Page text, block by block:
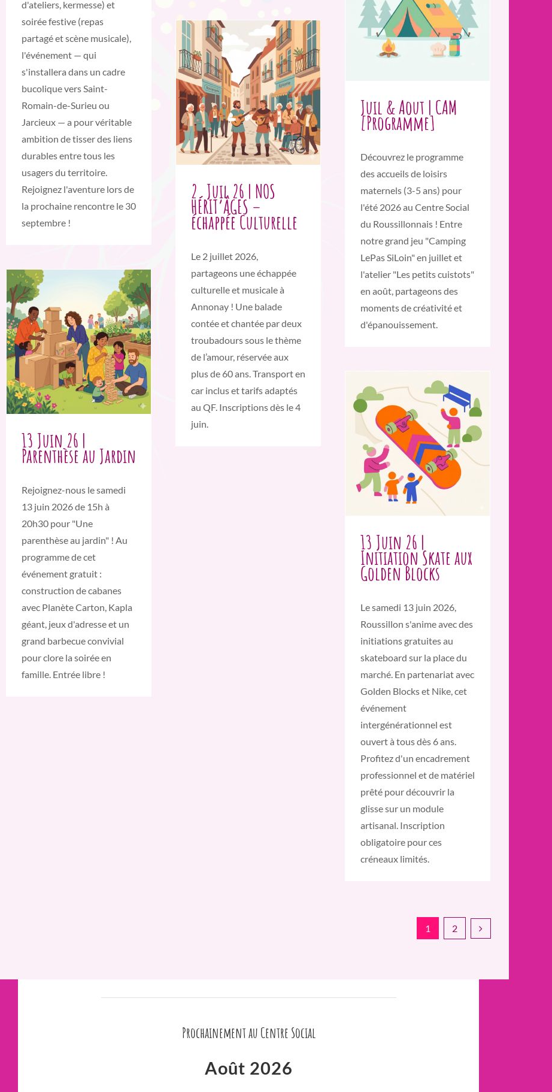
d'ateliers, kermesse) et
soirée festive (repas
partagé et scène musicale),
l'événement — qui
s'installera dans un cadre
bucolique vers Saint-
Romain-de-Surieu ou
Jarcieux — a pour véritable
ambition de tisser des liens
durables entre tous les
usagers du territoire.
Rejoignez l'aventure lors de
la prochaine rencontre le 30
septembre !
Juil & Aout | CAM
[Programme]
Découvrez le programme
des accueils de loisirs
maternels (3-5 ans) pour
l'été 2026 au Centre Social
du Roussillonnais ! Entre
notre grand jeu "Camping
LePas SiLoin" en juillet et
l'atelier "Les petits cuistots"
en août, partageons des
moments de créativité et
d'épanouissement.
2. Juil 26 | NOS
HÉRIT’ÂGES –
échappée Culturelle
Le 2 juillet 2026,
partageons une échappée
culturelle et musicale à
Annonay ! Une balade
contée et chantée par deux
troubadours sous le thème
de l’amour, réservée aux
plus de 60 ans. Transport en
car inclus et tarifs adaptés
au QF. Inscriptions dès le 4
juin.
13 Juin 26 |
Parenthèse au Jardin
Rejoignez-nous le samedi
13 juin 2026 de 15h à
20h30 pour "Une
parenthèse au jardin" ! Au
programme de cet
événement gratuit :
construction de cabanes
avec Planète Carton, Kapla
géant, jeux d'adresse et un
grand barbecue convivial
pour clore la soirée en
famille. Entrée libre !
13 Juin 26 |
Initiation Skate aux
Golden Blocks
Le samedi 13 juin 2026,
Roussillon s'anime avec des
initiations gratuites au
skateboard sur la place du
marché. En partenariat avec
Golden Blocks et Nike, cet
événement
intergénérationnel est
ouvert à tous dès 6 ans.
Profitez d'un encadrement
professionnel et de matériel
prêté pour découvrir la
glisse sur un module
artisanal. Inscription
obligatoire pour ces
créneaux limités.
1 2
Prochainement au Centre Social
Août 2026